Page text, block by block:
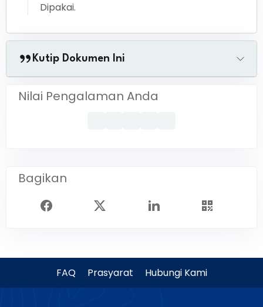
Dipakai.
Kutip Dokumen Ini
Nilai Pengalaman Anda
Bagikan
FAQ Prasyarat Hubungi Kami